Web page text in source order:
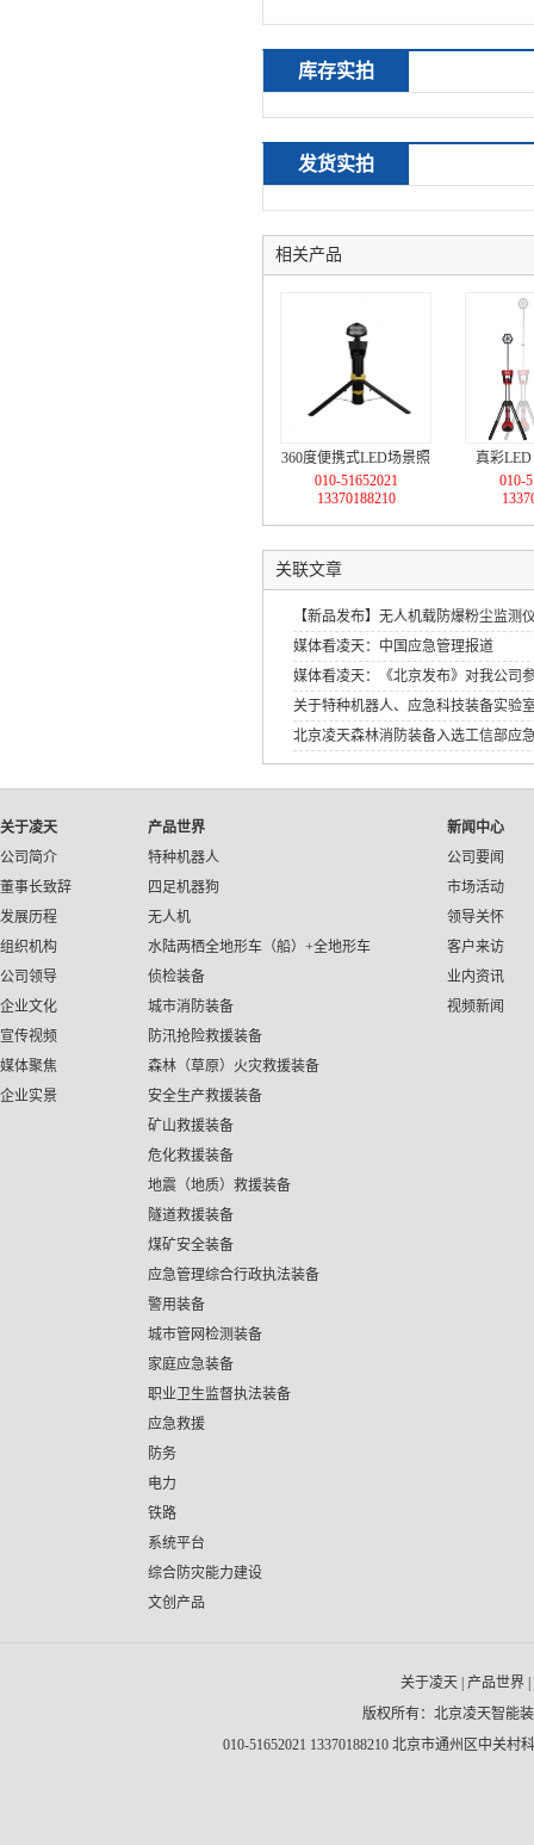
库存实拍
发货实拍
相关产品
360度便携式LED场景照
明灯
010-51652021
13370188210
真彩
（
010-
关联文章
【新品发布】无人机载防爆粉尘监测
媒体看凌天：中国应急管理报道
媒体看凌天：《北京发布》对我公司
关于特种机器人、应急科技装备实验
北京凌天森林消防装备入选工信部应
应急装备应用试点示范工程》
关于凌天
公司简介
董事长致辞
发展历程
组织机构
公司领导
企业文化
宣传视频
媒体聚焦
企业实景
产品世界
特种机器人
四足机器狗
无人机
水陆两栖全地形车（船）+全地形车
侦检装备
城市消防装备
防汛抢险救援装备
森林（草原）火灾救援装备
安全生产救援装备
矿山救援装备
危化救援装备
地震（地质）救援装备
隧道救援装备
煤矿安全装备
应急管理综合行政执法装备
警用装备
城市管网检测装备
家庭应急装备
职业卫生监督执法装备
应急救援
防务
电力
铁路
系统平台
综合防灾能力建设
文创产品
新闻中心
公司要闻
市场活动
领导关怀
客户来访
业内资讯
视频新闻
关于凌天 产品世界
版权所有：北京凌天智能
010-51652021 13370188210 北京市通州区中关